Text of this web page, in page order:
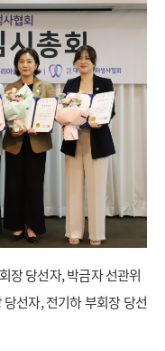
장 당선자, 박금자 선관위
선자, 전기하 부회장 당선